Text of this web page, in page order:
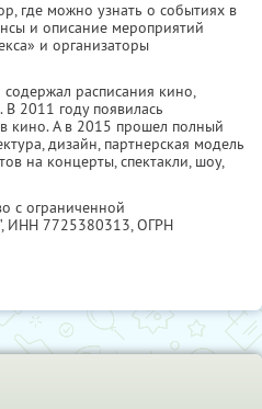
где можно узнать о событиях в
и описание мероприятий
и организаторы
расписания кино,
В 2011 году появилась
кино. А в 2015 прошел полный
дизайн, партнерская модель
на концерты, спектакли, шоу,
с ограниченной
ИНН 7725380313, ОГРН